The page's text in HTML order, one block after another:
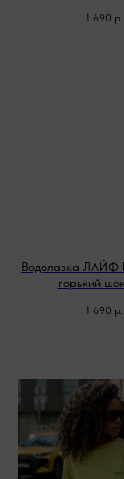
1 690 р.
Водолазка ЛАЙФ
горький
1 690 р.